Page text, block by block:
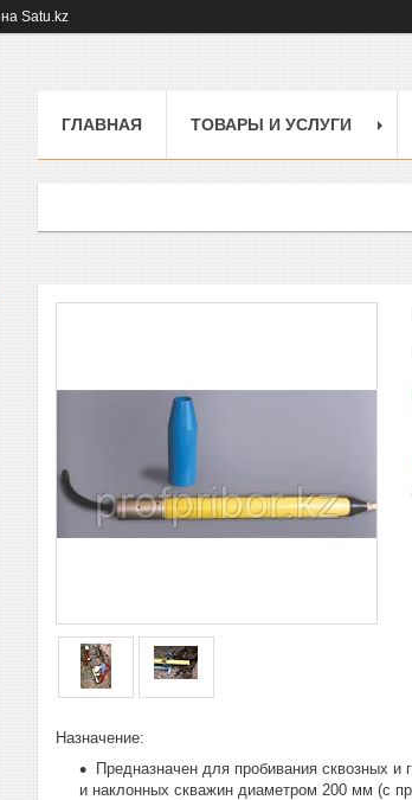
на Satu.kz
ГЛАВНАЯ ТОВАРЫ И УСЛУГИ
Назначение:
Предназначен для пробивания сквозных
и наклонных скважин диаметром 200 мм (с